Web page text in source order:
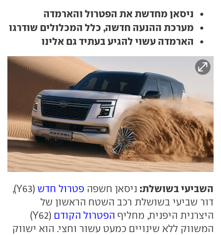
ניסאן מחדשת את הפטרול והארמדה
מערכת ההנעה חדשה, כלל המכלולים שודרגו
הארמדה עשוי להגיע בעתיד גם אלינו
השביעי בשושלת: ניסאן חשפה פטרול חדש
(Y63),
דור שביעי בשושלת רכב השטח הראשון של
היצרנית היפנית, מחליף הפטרול הקודם
(Y62)
המשווק ללא שינויים כמעט עשור וחצי. הוא ישווק